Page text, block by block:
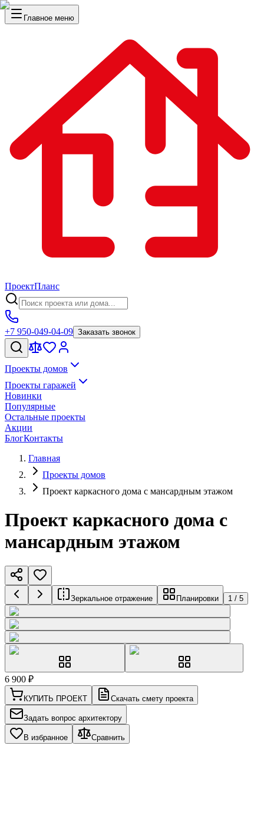
Главное меню
ПроектПланс
+7 950-049-04-09 Заказать звонок
Проекты домов
Проекты гаражей
Новинки
Популярные
Остальные проекты
Акции
БлогКонтакты
Главная
Проекты домов
Проект каркасного дома с мансардным этажом
Проект каркасного дома с
мансардным этажом
Зеркальное отражение Планировки 1 / 5
6 900 ₽
КУПИТЬ ПРОЕКТ Скачать смету проекта
Задать вопрос архитектору
В избранное Сравнить